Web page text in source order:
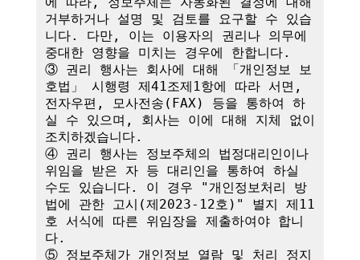
거부하거나 설명 및 검토를 요구할 수 있습
니다. 다만, 이는 이용자의 권리나 의무에
중대한 영향을 미치는 경우에 한합니다.
③ 권리 행사는 회사에 대해 「개인정보 보
호법」 시행령 제41조제1항에 따라 서면,
전자우편, 모사전송(FAX) 등을 통하여 하
실 수 있으며, 회사는 이에 대해 지체 없이
조치하겠습니다.
④ 권리 행사는 정보주체의 법정대리인이나
위임을 받은 자 등 대리인을 통하여 하실
수도 있습니다. 이 경우 "개인정보처리 방
법에 관한 고시(제2023-12호)" 별지 제11
호 서식에 따른 위임장을 제출하여야 합니
다.
⑤ 정보주체가 개인정보 열람 및 처리 정지